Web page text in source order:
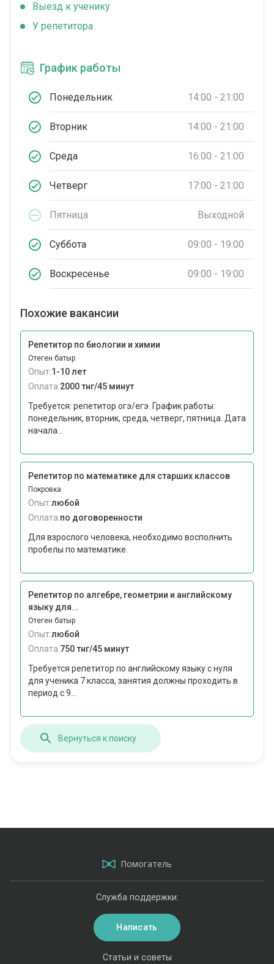
Выезд к ученику
У репетитора
График работы
Понедельник 14:00 - 21:00
Вторник 14:00 - 21:00
Среда 16:00 - 21:00
Четверг 17:00 - 21:00
Пятница Выходной
Суббота 09:00 - 19:00
Воскресенье 09:00 - 19:00
Похожие вакансии
Репетитор по биологии и химии
Отеген батыр
Опыт:1-10 лет
Оплата:2000 тнг/45 минут
Требуется: репетитор огэ/егэ. График работы:
понедельник, вторник, среда, четверг, пятница. Дата
начала...
Репетитор по математике для старших классов
Покровка
Опыт:любой
Оплата:по договоренности
Для взрослого человека, необходимо восполнить
пробелы по математике.
Репетитор по алгебре, геометрии и английскому
языку для...
Отеген батыр
Опыт:любой
Оплата:750 тнг/45 минут
Требуется репетитор по английскому языку с нуля
для ученика 7 класса, занятия должны проходить в
период с 9...
Вернуться к поиску
Помогатель
Статьи и советы
Служба поддержки:
Написать